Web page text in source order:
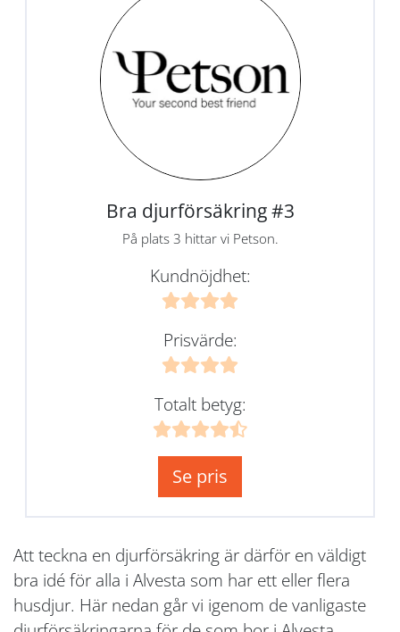
Bra djurförsäkring #3
På plats 3 hittar vi Petson.
Kundnöjdhet:
Prisvärde:
Totalt betyg:
Se pris
Att teckna en djurförsäkring är därför en väldigt
bra idé för alla i Alvesta som har ett eller flera
husdjur. Här nedan går vi igenom de vanligaste